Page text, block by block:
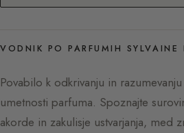
VODNIK PO PARFUMIH SYLVAINE
Povabilo k odkrivanju in razumevanju
umetnosti parfuma. Spoznajte
akorde in zakulisje ustvarjanja, med